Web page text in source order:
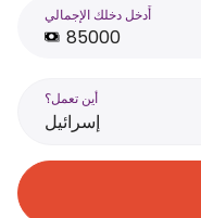
أَدخل دخلك الإجمالي
أين تعمل؟
إسرائيل